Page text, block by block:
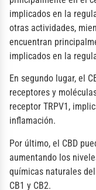
implicados en la
otras actividades,
encuentran
implicados en la
En segundo lugar, el
receptores y
receptor TRPV1,
inflamación.
Por último, el CBD
aumentando los
químicas naturales
CB1 y CB2.